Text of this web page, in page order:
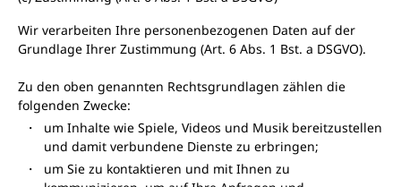
Wir verarbeiten Ihre personenbezogenen Daten auf der
Grundlage Ihrer Zustimmung (Art. 6 Abs. 1 Bst. a DSGVO).
Zu den oben genannten Rechtsgrundlagen zählen die
folgenden Zwecke:
um Inhalte wie Spiele, Videos und Musik bereitzustellen
und damit verbundene Dienste zu erbringen;
um Sie zu kontaktieren und mit Ihnen zu